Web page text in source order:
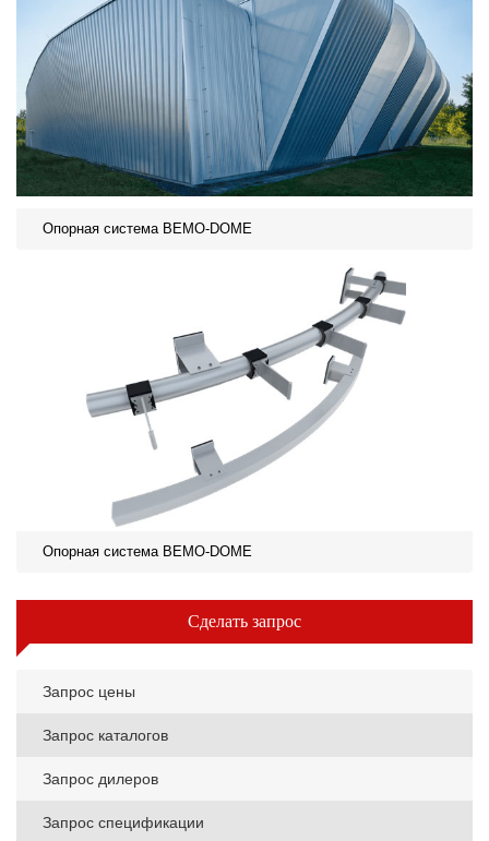
Опорная система BEMO-DOME
Опорная система BEMO-DOME
Сделать запрос
Запрос цены
Запрос каталогов
Запрос дилеров
Запрос спецификации